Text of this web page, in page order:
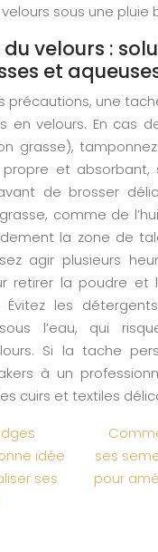
sous une pluie
velours :
et
précautions, une
en velours. En cas
grasse),
et absorbant,
de brosser
comme de
la zone de
agir plusieurs
retirer la poudre et
Évitez les
l’eau, qui
Si la tache
à un
cuirs et textiles
idée
ses
ses
pour